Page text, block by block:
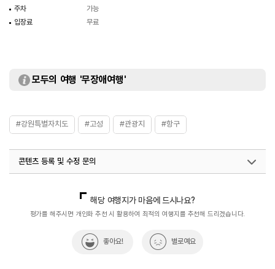
주차
가능
입장료
무료
모두의 여행 '무장애여행'
#강원특별자치도 #고성 #관광지 #항구
콘텐츠 등록 및 수정 문의
해당 여행지가 마음에 드시나요?
평가를 해주시면 개인화 추천 시 활용하여 최적의 여행지를 추천해 드리겠습니다.
좋아요! 별로예요